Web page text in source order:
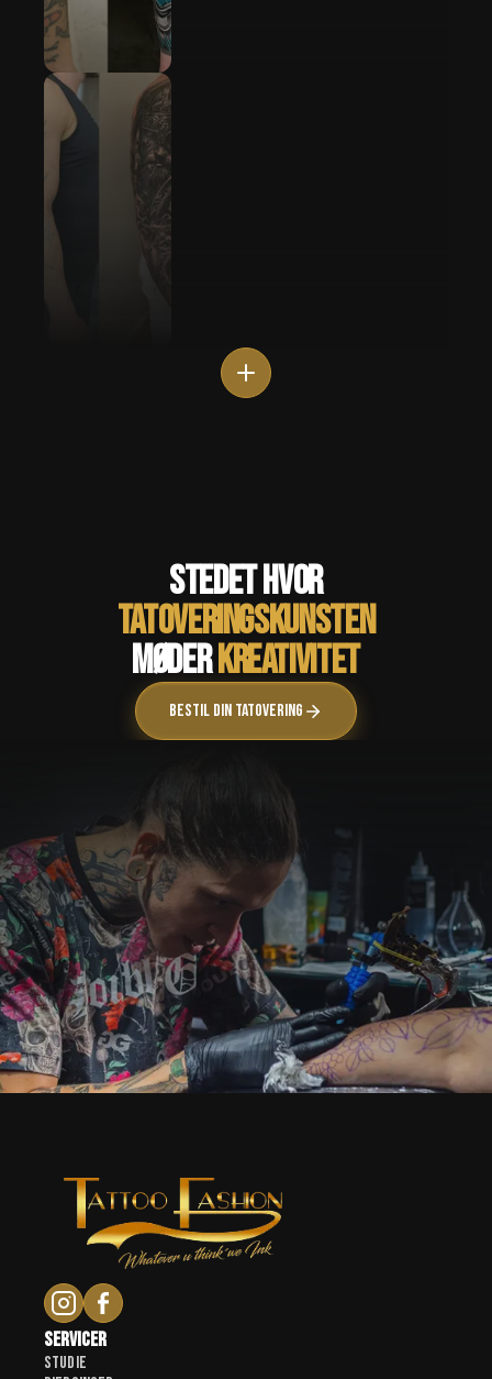
Stedet hvor
tatoveringskunsten
møderkreativitet
Bestil din tatovering
Servicer
Studie